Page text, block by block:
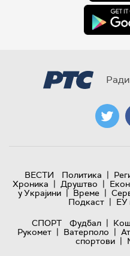
ВЕСТИ Политика |
Хроника | Друштво |
у Украјини | Време |
Подкаст | ЕУ
СПОРТ
Фудбал |
Рукомет | Ватерполо |
спортови |